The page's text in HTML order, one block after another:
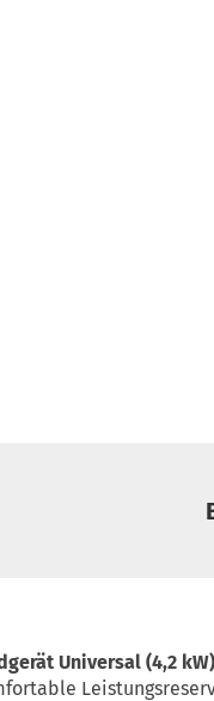
Universal (4,2 kW)